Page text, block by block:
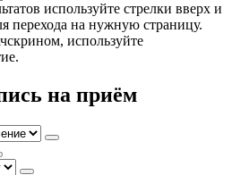
используйте стрелки вверх и
перехода на нужную страницу.
используйте
на приём